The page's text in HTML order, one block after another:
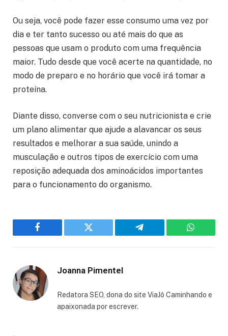
Ou seja, você pode fazer esse consumo uma vez por
dia e ter tanto sucesso ou até mais do que as
pessoas que usam o produto com uma frequência
maior. Tudo desde que você acerte na quantidade, no
modo de preparo e no horário que você irá tomar a
proteína.
Diante disso, converse com o seu nutricionista e crie
um plano alimentar que ajude a alavancar os seus
resultados e melhorar a sua saúde, unindo a
musculação e outros tipos de exercício com uma
reposição adequada dos aminoácidos importantes
para o funcionamento do organismo.
Facebook Twitter Telegram
Joanna Pimentel
Redatora SEO, dona do site ViaJô Caminhando e
apaixonada por escrever.